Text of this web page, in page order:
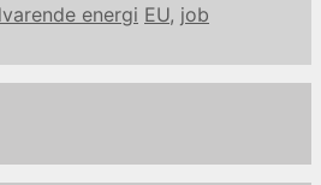
energi Tags
EU, job